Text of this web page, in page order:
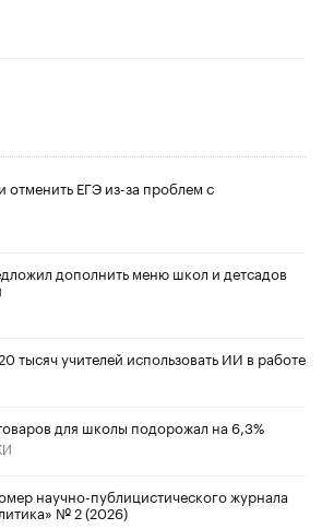
отменить ЕГЭ из-за проблем с
дополнить меню школ и детсадов
тысяч учителей использовать ИИ в работе
для школы подорожал на 6,3%
научно-публицистического журнала
№ 2 (2026)